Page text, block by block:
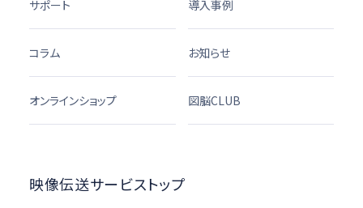
サポート 導入事例
コラム お知らせ
オンラインショップ 図脳CLUB
映像伝送サービストップ